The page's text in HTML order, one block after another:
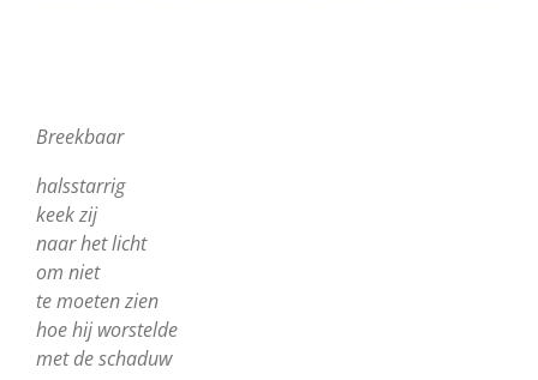
Breekbaar
halsstarrig
keek zij
naar het licht
om niet
te moeten zien
hoe hij worstelde
met de schaduw